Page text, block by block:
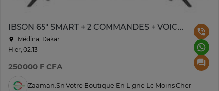
IBSON 65" SMART + 2 COMMANDES + VOICE CONTROLE IB0065F25V
Médina, Dakar
Hier, 02:13
250 000 F CFA
Zaaman.sn Votre Boutique En Ligne Le Moins Cher